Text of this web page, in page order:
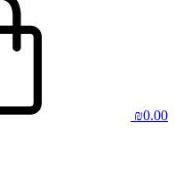
₪0.00